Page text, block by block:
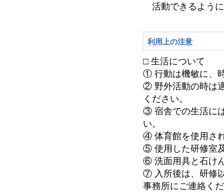
活動できるよう
利用上の注意
□ 生活について
① 行動は機敏に、
② 野外活動の時は
ください。
③ 宿舎での生活に
い。
④ 体育館を使用さ
⑤ 使用した研修室
⑥ 洗面用具と石け
⑦ 入所後は、研修
事務所にご連絡く